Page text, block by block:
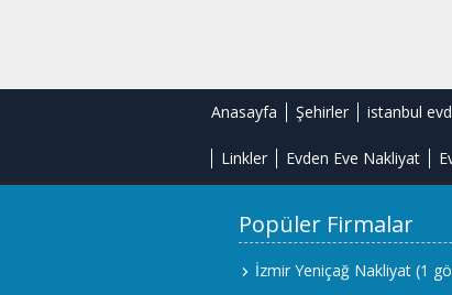
Anasayfa Şehirler istanbul
Linkler Evden Eve Nakliyat
Popüler Firmalar
İzmir Yeniçağ Nakliyat (1